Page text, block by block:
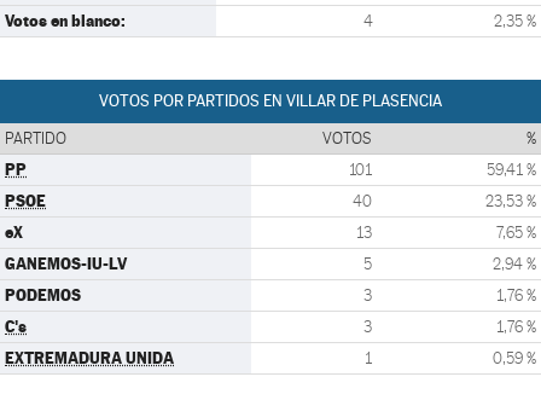
Votos en blanco: 4 2,35 %
VOTOS POR PARTIDOS EN VILLAR DE PLASENCIA
PARTIDO VOTOS %
PP 101 59,41 %
PSOE 40 23,53 %
eX 13 7,65 %
GANEMOS-IU-LV 5 2,94 %
PODEMOS 3 1,76 %
C's 3 1,76 %
EXTREMADURA UNIDA 1 0,59 %